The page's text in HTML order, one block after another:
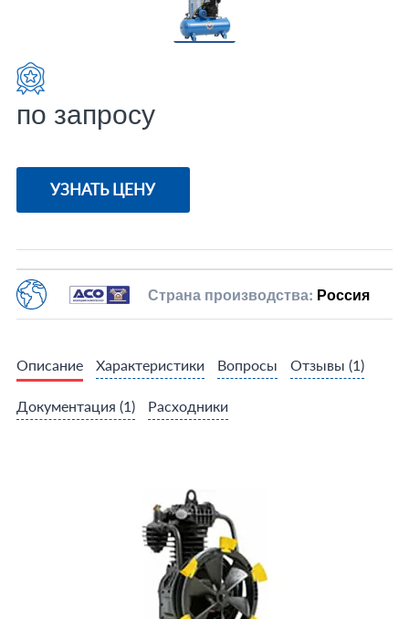
по запросу
УЗНАТЬ ЦЕНУ
Страна производства: Россия
Описание Характеристики Вопросы Отзывы (1)
Документация (1) Расходники